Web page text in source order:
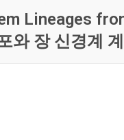
Lineages
와 장 신경계